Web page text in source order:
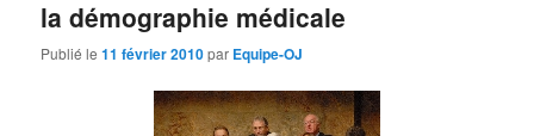
la démographie médicale
Publié le11 février 2010par Equipe-OJ